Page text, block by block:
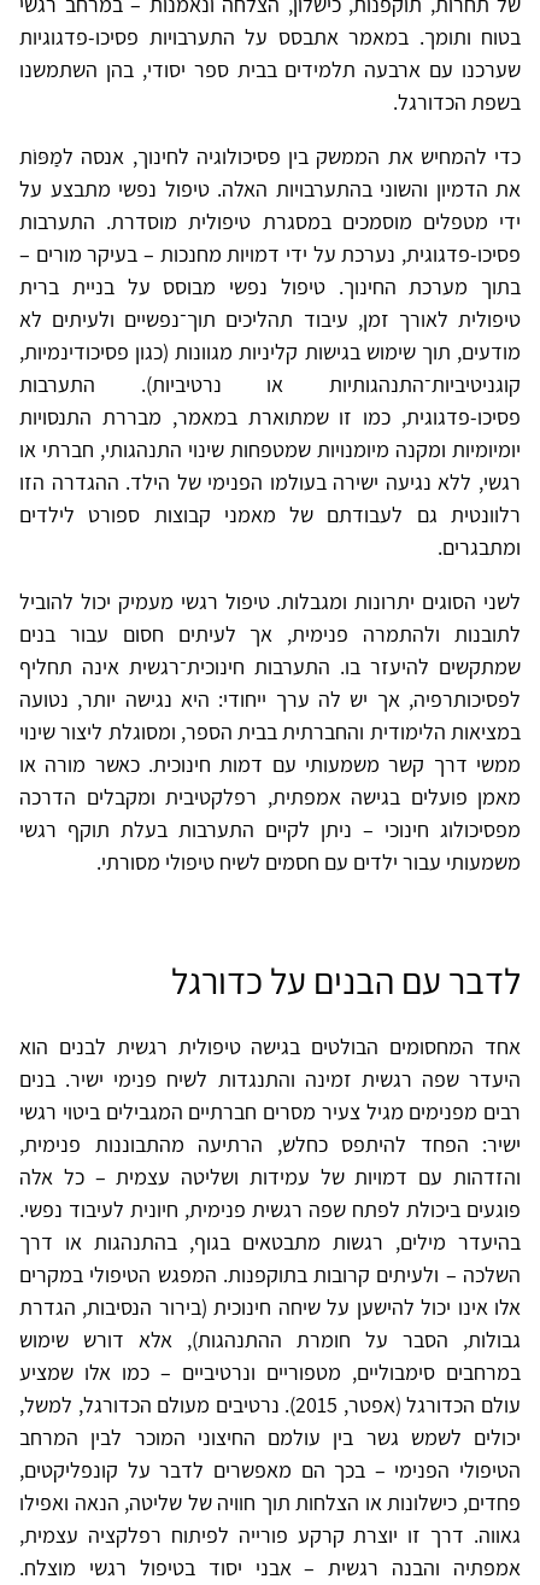
בטוח ותומך. במאמר אתבסס על התערבויות פסיכו-פדגוגיות
שערכנו עם ארבעה תלמידים בבית ספר יסודי, בהן השתמשנו
בשפת הכדורגל.
כדי להמחיש את הממשק בין פסיכולוגיה לחינוך, אנסה למַפּוֹת
את הדמיון והשוני בהתערבויות האלה. טיפול נפשי מתבצע על
ידי מטפלים מוסמכים במסגרת טיפולית מוסדרת. התערבות
פסיכו-פדגוגית, נערכת על ידי דמויות מחנכות – בעיקר מורים –
בתוך מערכת החינוך. טיפול נפשי מבוסס על בניית ברית
טיפולית לאורך זמן, עיבוד תהליכים תוך־נפשיים ולעיתים לא
מודעים, תוך שימוש בגישות קליניות מגוונות (כגון פסיכודינמיות,
קוגניטיביות־התנהגותיות או נרטיביות). התערבות
פסיכו-פדגוגית, כמו זו שמתוארת במאמר, מבררת התנסויות
יומיומיות ומקנה מיומנויות שמטפחות שינוי התנהגותי, חברתי או
רגשי, ללא נגיעה ישירה בעולמו הפנימי של הילד. ההגדרה הזו
רלוונטית גם לעבודתם של מאמני קבוצות ספורט לילדים
ומתבגרים.
לשני הסוגים יתרונות ומגבלות. טיפול רגשי מעמיק יכול להוביל
לתובנות ולהתמרה פנימית, אך לעיתים חסום עבור בנים
שמתקשים להיעזר בו. התערבות חינוכית־רגשית אינה תחליף
לפסיכותרפיה, אך יש לה ערך ייחודי: היא נגישה יותר, נטועה
במציאות הלימודית והחברתית בבית הספר, ומסוגלת ליצור שינוי
ממשי דרך קשר משמעותי עם דמות חינוכית. כאשר מורה או
מאמן פועלים בגישה אמפתית, רפלקטיבית ומקבלים הדרכה
מפסיכולוג חינוכי – ניתן לקיים התערבות בעלת תוקף רגשי
משמעותי עבור ילדים עם חסמים לשיח טיפולי מסורתי.
לדבר עם הבנים על כדורגל
אחד המחסומים הבולטים בגישה טיפולית רגשית לבנים הוא
היעדר שפה רגשית זמינה והתנגדות לשיח פנימי ישיר. בנים
רבים מפנימים מגיל צעיר מסרים חברתיים המגבילים ביטוי רגשי
ישיר: הפחד להיתפס כחלש, הרתיעה מהתבוננות פנימית,
והזדהות עם דמויות של עמידות ושליטה עצמית – כל אלה
פוגעים ביכולת לפתח שפה רגשית פנימית, חיונית לעיבוד נפשי.
בהיעדר מילים, רגשות מתבטאים בגוף, בהתנהגות או דרך
השלכה – ולעיתים קרובות בתוקפנות. המפגש הטיפולי במקרים
אלו אינו יכול להישען על שיחה חינוכית (בירור הנסיבות, הגדרת
גבולות, הסבר על חומרת ההתנהגות), אלא דורש שימוש
במרחבים סימבוליים, מטפוריים ונרטיביים – כמו אלו שמציע
עולם הכדורגל (אפטר, 2015). נרטיבים מעולם הכדורגל, למשל,
יכולים לשמש גשר בין עולמם החיצוני המוכר לבין המרחב
הטיפולי הפנימי – בכך הם מאפשרים לדבר על קונפליקטים,
פחדים, כישלונות או הצלחות תוך חוויה של שליטה, הנאה ואפילו
גאווה. דרך זו יוצרת קרקע פורייה לפיתוח רפלקציה עצמית,
אמפתיה והבנה רגשית – אבני יסוד בטיפול רגשי מוצלח.